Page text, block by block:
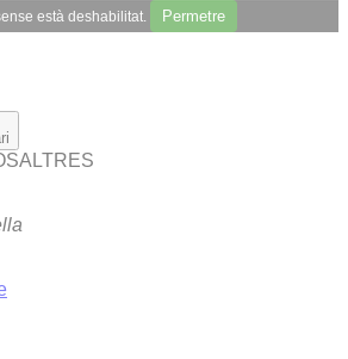
està deshabilitat. Permetre